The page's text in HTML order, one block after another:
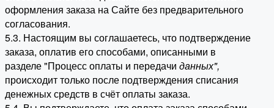
оформления заказа на Сайте без предварительного
согласования.
5.3. Настоящим вы соглашаетесь, что подтверждение
заказа, оплатив его способами, описанными в
разделе "Процесс оплаты и передачи данных",
происходит только после подтверждения списания
денежных средств в счёт оплаты заказа.